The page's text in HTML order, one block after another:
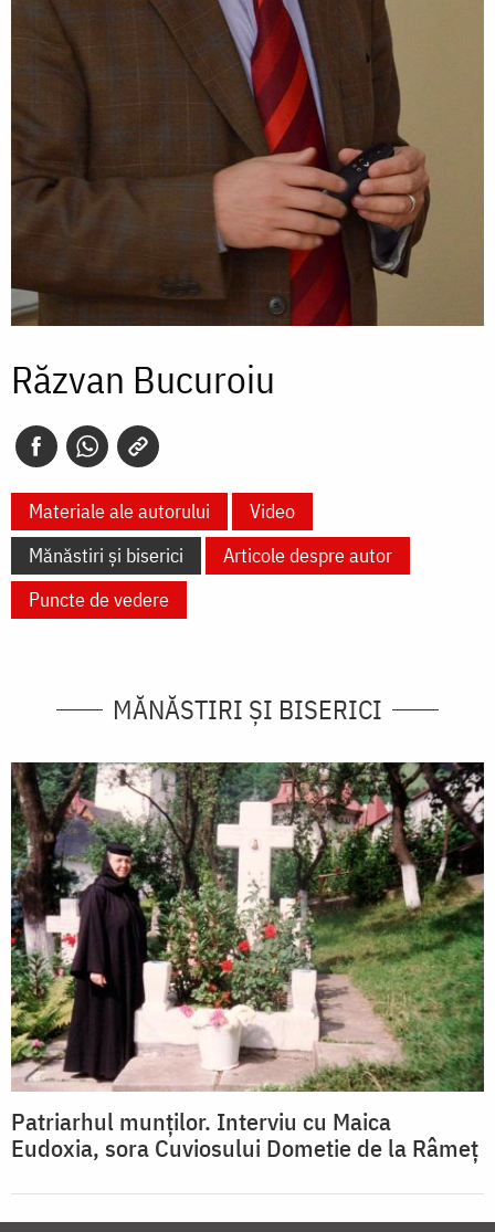
Răzvan Bucuroiu
Materiale ale autorului
Video
Mănăstiri și biserici
Articole despre autor
Puncte de vedere
MĂNĂSTIRI ȘI BISERICI
Patriarhul munților. Interviu cu Maica
Eudoxia, sora Cuviosului Dometie de la Râmeț